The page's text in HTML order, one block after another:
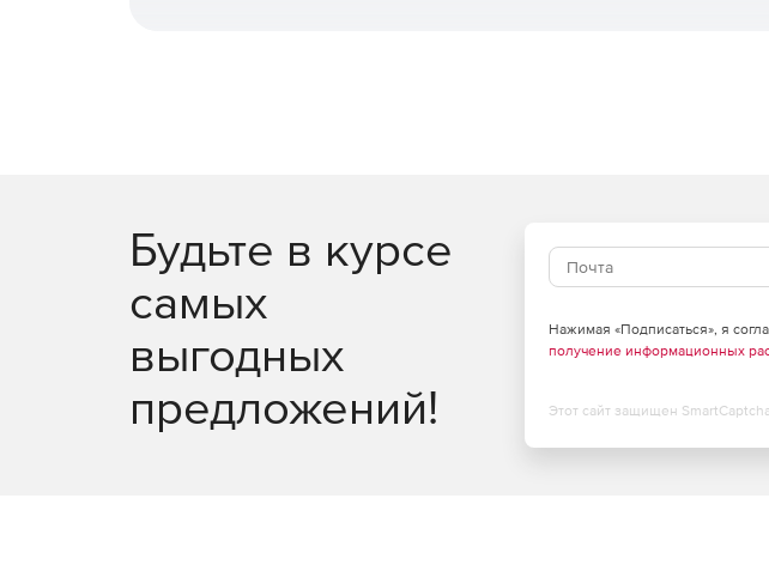
Будьте в курсе
самых
выгодных
предложений!
Нажимая «Подписаться», я
получение информационных
Этот сайт защищен